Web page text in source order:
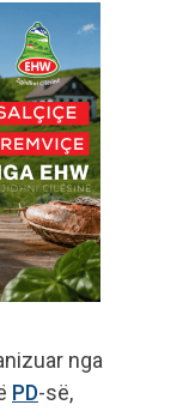
nga
PD-së,